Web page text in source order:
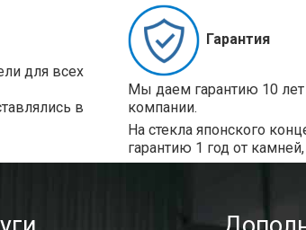
для всех
в
Гарантия
Мы даем гарантию 10 лет
компании.
На стекла японского
гарантию 1 год от